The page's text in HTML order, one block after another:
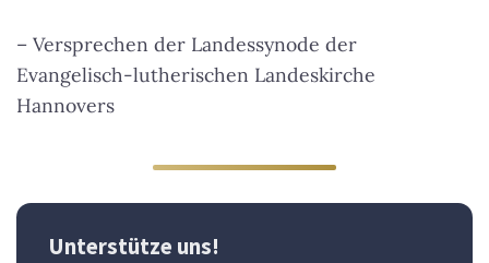
– Versprechen der Landessynode der
Evangelisch-lutherischen Landeskirche
Hannovers
Unterstütze uns!